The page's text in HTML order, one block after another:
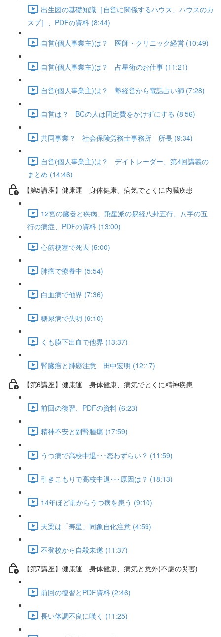
出生図の基礎知識［自営に関係するハウス、ハウスのカ
スプ］、PDFの資料 (8:44)
自営(個人事業主)は？ 医師・クリニック経営 (10:49)
自営(個人事業主)は？ 占星術のお仕事 (11:21)
自営(個人事業主)は？ 塾経営から電話占い師 (7:28)
自営は？ BCの人は固定費をかけずにする (8:56)
共同事業？ 社会保険労務士事務所 所長 (9:34)
自営(個人事業主)は？ デイトレーダー、第4回講義の
まとめ (14:46)
【第5講座】健康運 身体健康、病気でとくに内臓疾患
12宮の臓器と疾病、飛星派の易経八卦五行、八字の五
行の病症、PDFの資料 (13:00)
心筋梗塞で死去 (5:00)
肺癌で療養中 (5:54)
白血病で他界 (7:36)
糖尿病で失明 (9:10)
くも膜下出血で他界 (13:37)
腎臓癌と肺癌注意 田中宏明 (12:17)
【第6講座】健康運 身体健康、病気でとくに精神疾患
前回の復習、PDFの資料 (6:23)
精神不安と副腎腫瘍 (17:59)
うつ病で高校中退･･･恋わずらい？ (11:59)
引きこもりで高校中退･･･原因は？ (18:13)
14年ほど前からうつ病を患う (9:10)
天梁は「寿星」同象自化注意 (4:59)
不登校から自殺未遂 (11:37)
【第7講座】健康運 身体健康、病気と意外(不慮の災害)
前回の復習とPDF資料 (2:46)
長い体調不良に嘆く (11:25)